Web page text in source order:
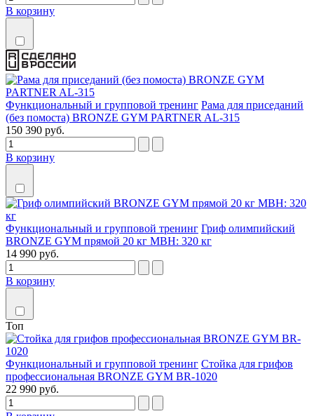
В корзину
Функциональный и групповой тренинг Рама для приседаний
(без помоста) BRONZE GYM PARTNER AL-315
150 390 руб.
В корзину
Функциональный и групповой тренинг Гриф олимпийский
BRONZE GYM прямой 20 кг МВН: 320 кг
14 990 руб.
В корзину
Топ
Функциональный и групповой тренинг Стойка для грифов
профессиональная BRONZE GYM BR-1020
22 990 руб.